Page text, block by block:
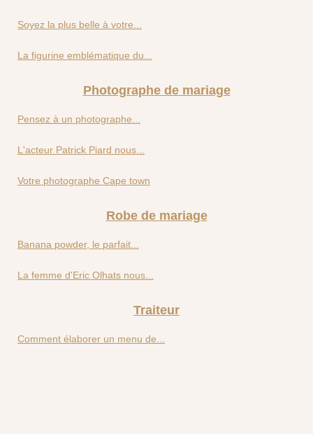
Soyez la plus belle à votre...
La figurine emblématique du...
Photographe de mariage
Pensez à un photographe...
L'acteur Patrick Piard nous...
Votre photographe Cape town
Robe de mariage
Banana powder, le parfait...
La femme d'Eric Olhats nous...
Traiteur
Comment élaborer un menu de...